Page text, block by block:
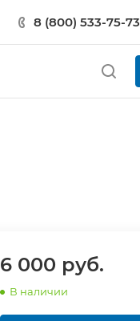
8 (800) 533-75-73
6 000 руб.
В наличии